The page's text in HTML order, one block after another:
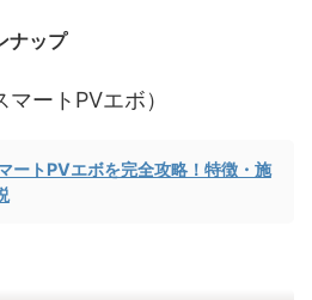
ナップ
ートPVエボ）
ートPVエボを完全攻略！特徴・施